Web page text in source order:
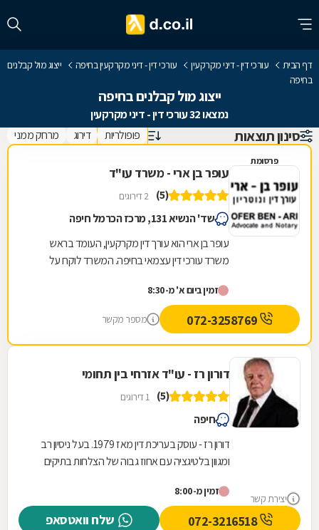
דף הבית עורכי דין - דיני מקרקעין עורכי דין - דיני מקרקעין בחיפה
ייצוג מול קבלנים
בחיפה
ייצוג מול קבלנים בחיפה
נמצאו 32 עורכי דין - דיני מקרקעין
סינון תוצאות פופולריות דירוג מרחק ממני
פרסומת
עופר בן ארי - משרד עו"ד
(5) 2 דירוגים
שד' הנשיא 131, מרכז הכרמל חיפה
עופר בן ארי הוא עורך דין מקרקעין, העומד בראש
משרד עורכי דין עצמאי בחיפה. המשרד לוקח על
ובכלל זה...
זמין ביום א' מ-8:30
מספר מקשר
יצירת קשר
דורון רז - עו"ד אזרחי בין תחומי
(5) 1 דירוגים
חיפה
דורון רז - עוסק בעריכת דין מאז 1979. בעל ניסיון רב
ומגוון בלטיגציה עם אחוז גבוה של הצלחות בתיקים
זמין מ-8:00
שלח וואטסאפ 072-3216518